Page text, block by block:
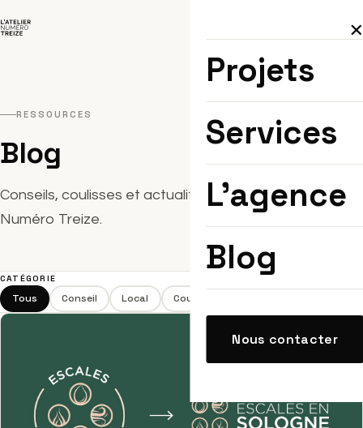
×
Projets
Services
L'agence
Blog
Nous contacter
RESSOURCES
Blog
Conseils, coulisses et actualité design — par L'Atelier
Numéro Treize.
CATÉGORIE
Tous Conseil Local Coulisses